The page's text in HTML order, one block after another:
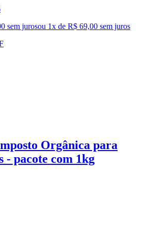
sem jurosou 1x de R$ 69,00 sem juros
Orgânica para
- pacote com 1kg